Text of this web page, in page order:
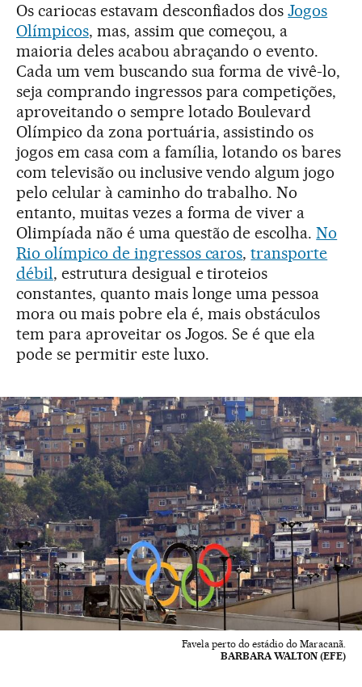
Os cariocas estavam desconfiados dosJogos
Olímpicos, mas, assim que começou, a
maioria deles acabou abraçando o evento.
Cada um vem buscando sua forma de vivê-lo,
seja comprando ingressos para competições,
aproveitando o sempre lotado Boulevard
Olímpico da zona portuária, assistindo os
jogos em casa com a família, lotando os bares
com televisão ou inclusive vendo algum jogo
pelo celular à caminho do trabalho. No
entanto, muitas vezes a forma de viver a
Olimpíada não é uma questão de escolha.No
Rio olímpico de ingressos caros,transporte
débil, estrutura desigual e tiroteios
constantes, quanto mais longe uma pessoa
mora ou mais pobre ela é, mais obstáculos
tem para aproveitar os Jogos. Se é que ela
pode se permitir este luxo.
Favela perto do estádio do Maracanã.
BARBARA WALTON (EFE)